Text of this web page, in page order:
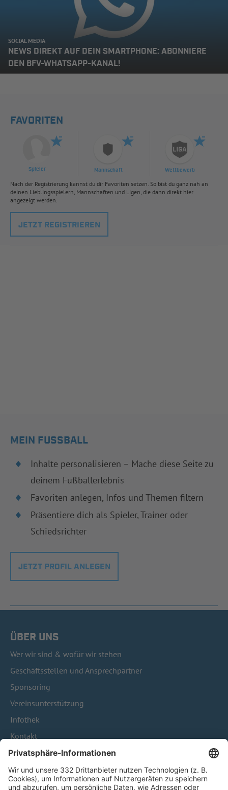
SOCIAL MEDIA
NEWS DIREKT AUF DEIN SMARTPHONE: ABONNIERE
DEN BFV-WHATSAPP-KANAL!
FAVORITEN
Spieler Mannschaft Wettbewerb
Nach der Registrierung kannst du dir Favoriten setzen. So bist du ganz nah an
deinen Lieblingsspielern, Mannschaften und Ligen, die dann direkt hier
angezeigt werden.
JETZT REGISTRIEREN
MEIN FUSSBALL
Inhalte personalisieren – Mache diese Seite zu
deinem Fußballerlebnis
Favoriten anlegen, Infos und Themen filtern
Präsentiere dich als Spieler, Trainer oder
Schiedsrichter
JETZT PROFIL ANLEGEN
ÜBER UNS
Wer wir sind & wofür wir stehen
Geschäftsstellen und Ansprechpartner
Sponsoring
Vereinsunterstützung
Infothek
Kontakt
HÄUFIG BESUCHTE SEITEN
Pässe und Vereinswechsel